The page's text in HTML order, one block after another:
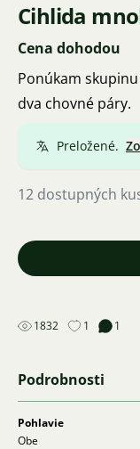
Cihlida
Cena dohodou
Ponúkam
dva chovné páry.
Preložené.
12 dostupných
1832 1 1
Podrobnosti
Pohlavie
Obe